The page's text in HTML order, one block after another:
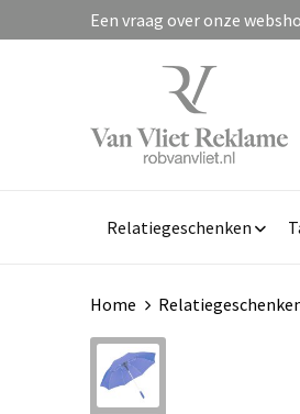
Een vraag over onze
Relatiegeschenken
Home